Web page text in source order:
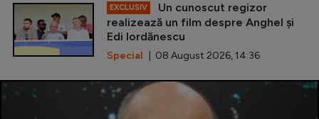
EXCLUSIV
Un cunoscut regizor
realizează un film despre Anghel și
Edi Iordănescu
Special | 08 August 2026, 14:36